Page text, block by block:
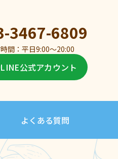
3467-6809
間：平日9:00〜20:00
LINE公式アカウント
よくある質問